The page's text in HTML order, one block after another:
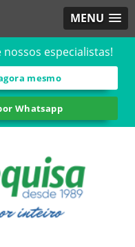
MENU
especialistas!
mesmo
Whatsapp